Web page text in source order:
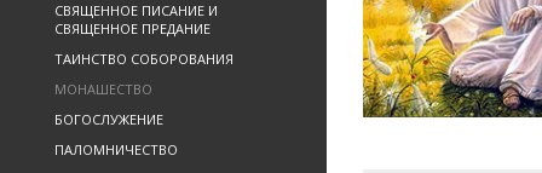
СВЯЩЕННОЕ ПИСАНИЕ И
СВЯЩЕННОЕ ПРЕДАНИЕ
ТАИНСТВО СОБОРОВАНИЯ
МОНАШЕСТВО
БОГОСЛУЖЕНИЕ
ПАЛОМНИЧЕСТВО